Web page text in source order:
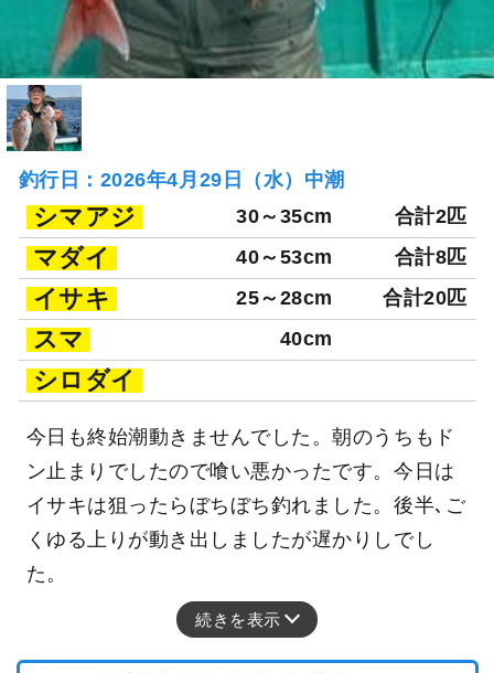
釣行日：2026年4月29日（水）中潮
シマアジ 30～35cm 合計2匹
マダイ 40～53cm 合計8匹
イサキ 25～28cm 合計20匹
スマ 40cm
シロダイ
今日も終始潮動きませんでした。朝のうちもド
ン止まりでしたので喰い悪かったです。今日は
イサキは狙ったらぼちぼち釣れました。後半､ご
くゆる上りが動き出しましたが遅かりしでし
た。
続きを表示